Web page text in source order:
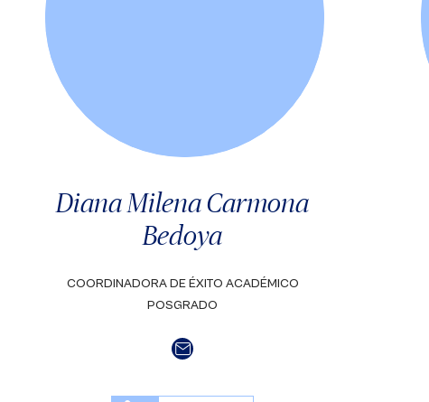
Diana Milena Carmona
Bedoya
COORDINADORA DE ÉXITO ACADÉMICO
POSGRADO